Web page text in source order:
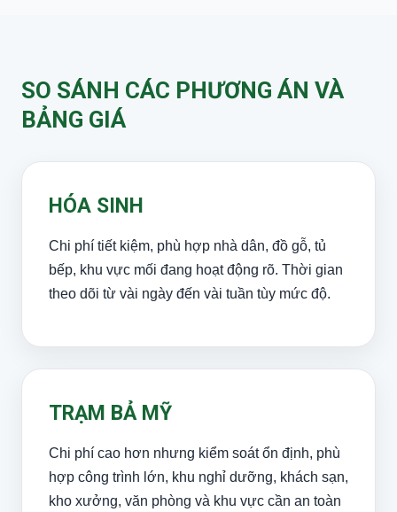
SO SÁNH CÁC PHƯƠNG ÁN VÀ
BẢNG GIÁ
HÓA SINH
Chi phí tiết kiệm, phù hợp nhà dân, đồ gỗ, tủ
bếp, khu vực mối đang hoạt động rõ. Thời gian
theo dõi từ vài ngày đến vài tuần tùy mức độ.
TRẠM BẢ MỸ
Chi phí cao hơn nhưng kiểm soát ổn định, phù
hợp công trình lớn, khu nghỉ dưỡng, khách sạn,
kho xưởng, văn phòng và khu vực cần an toàn